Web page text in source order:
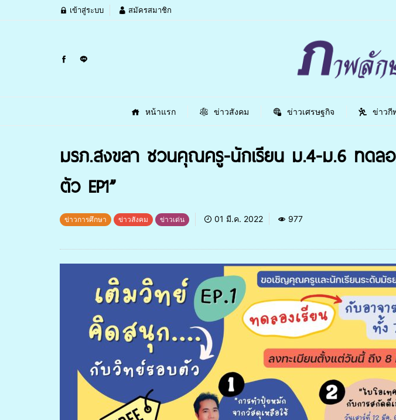
เข้าสู่ระบบ สมัครสมาชิก
หน้าแรก ข่าวสังคม ข่าวเศรษฐกิจ ข่าวกี
มรภ.สงขลา ชวนคุณครู-นักเรียน ม.4-ม.6 ทดล
ตัว EP1”
ข่าวการศึกษา ข่าวสังคม ข่าวเด่น 01 มี.ค. 2022 977